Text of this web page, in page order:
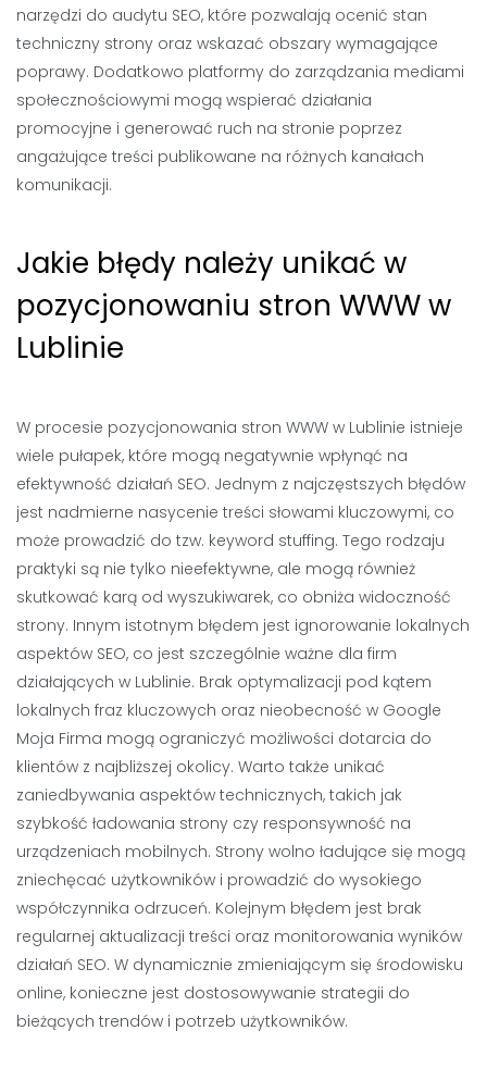
narzędzi do audytu SEO, które pozwalają ocenić stan
techniczny strony oraz wskazać obszary wymagające
poprawy. Dodatkowo platformy do zarządzania mediami
społecznościowymi mogą wspierać działania
promocyjne i generować ruch na stronie poprzez
angażujące treści publikowane na różnych kanałach
komunikacji.
Jakie błędy należy unikać w
pozycjonowaniu stron WWW w
Lublinie
W procesie pozycjonowania stron WWW w Lublinie istnieje
wiele pułapek, które mogą negatywnie wpłynąć na
efektywność działań SEO. Jednym z najczęstszych błędów
jest nadmierne nasycenie treści słowami kluczowymi, co
może prowadzić do tzw. keyword stuffing. Tego rodzaju
praktyki są nie tylko nieefektywne, ale mogą również
skutkować karą od wyszukiwarek, co obniża widoczność
strony. Innym istotnym błędem jest ignorowanie lokalnych
aspektów SEO, co jest szczególnie ważne dla firm
działających w Lublinie. Brak optymalizacji pod kątem
lokalnych fraz kluczowych oraz nieobecność w Google
Moja Firma mogą ograniczyć możliwości dotarcia do
klientów z najbliższej okolicy. Warto także unikać
zaniedbywania aspektów technicznych, takich jak
szybkość ładowania strony czy responsywność na
urządzeniach mobilnych. Strony wolno ładujące się mogą
zniechęcać użytkowników i prowadzić do wysokiego
współczynnika odrzuceń. Kolejnym błędem jest brak
regularnej aktualizacji treści oraz monitorowania wyników
działań SEO. W dynamicznie zmieniającym się środowisku
online, konieczne jest dostosowywanie strategii do
bieżących trendów i potrzeb użytkowników.